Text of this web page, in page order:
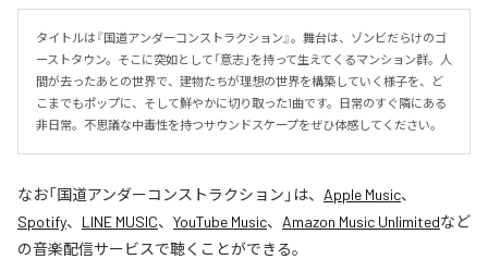
タイトルは『国道アンダーコンストラクション』。舞台は、ゾンビだらけのゴ
ーストタウン。そこに突如として「意志」を持って生えてくるマンション群。人
間が去ったあとの世界で、建物たちが理想の世界を構築していく様子を、ど
こまでもポップに、そして鮮やかに切り取った1曲です。日常のすぐ隣にある
非日常。不思議な中毒性を持つサウンドスケープをぜひ体感してください。
なお「国道アンダーコンストラクション 」は、 Apple Music、
Spotify、 LINE MUSIC、 YouTube Music、 Amazon Music Unlimitedなど
の音楽配信サービスで聴くことができる。